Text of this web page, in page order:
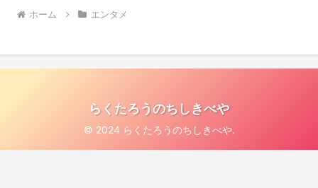
ホーム エンタメ
らくたろうのちしきべや
© 2024 らくたろうのちしきべや.